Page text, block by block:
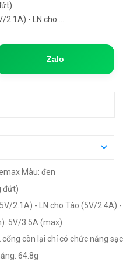
- LN cho ...
Zalo
Màu: đen
đứt)
2.1A) - LN cho Táo (5V/
5V/3.5A (max)
còn lại chỉ có chức năng
64.8g